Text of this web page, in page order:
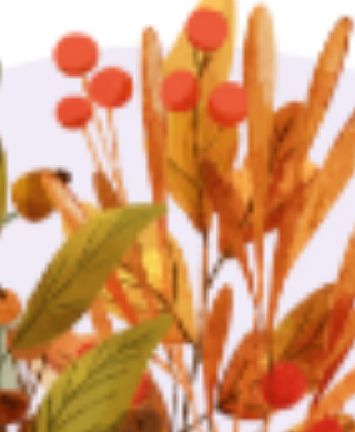
Realização do Hackathon 11/07 até
31/07